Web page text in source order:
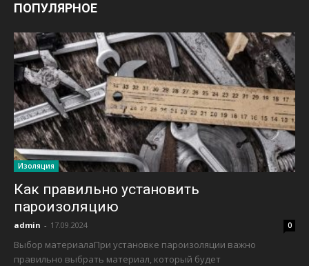
ПОПУЛЯРНОЕ
Изоляция
Как правильно установить
пароизоляцию
admin - 17.09.2024 0
Выбор материалаПри установке пароизоляции важно
правильно выбрать материал, который будет